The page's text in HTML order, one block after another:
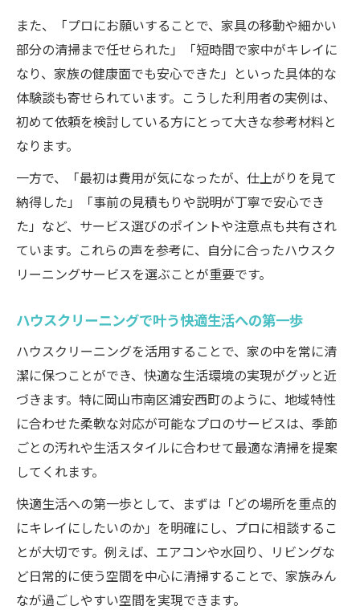
また、「プロにお願いすることで、家具の移動や細かい
部分の清掃まで任せられた」「短時間で家中がキレイに
なり、家族の健康面でも安心できた」といった具体的な
体験談も寄せられています。こうした利用者の実例は、
初めて依頼を検討している方にとって大きな参考材料と
なります。
一方で、「最初は費用が気になったが、仕上がりを見て
納得した」「事前の見積もりや説明が丁寧で安心でき
た」など、サービス選びのポイントや注意点も共有され
ています。これらの声を参考に、自分に合ったハウスク
リーニングサービスを選ぶことが重要です。
ハウスクリーニングで叶う快適生活への第一歩
ハウスクリーニングを活用することで、家の中を常に清
潔に保つことができ、快適な生活環境の実現がグッと近
づきます。特に岡山市南区浦安西町のように、地域特性
に合わせた柔軟な対応が可能なプロのサービスは、季節
ごとの汚れや生活スタイルに合わせて最適な清掃を提案
してくれます。
快適生活への第一歩として、まずは「どの場所を重点的
にキレイにしたいのか」を明確にし、プロに相談するこ
とが大切です。例えば、エアコンや水回り、リビングな
ど日常的に使う空間を中心に清掃することで、家族みん
なが過ごしやすい空間を実現できます。